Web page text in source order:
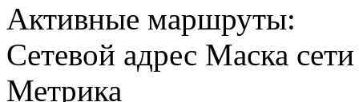
Активные маршруты:
Сетевой адрес Маска
Метрика